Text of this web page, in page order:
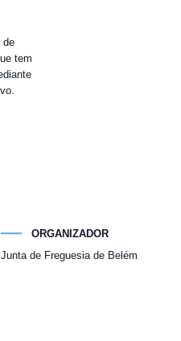
de
tem
ORGANIZADOR
Junta de Freguesia de Belém